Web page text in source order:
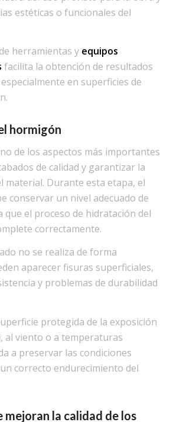
estéticas o funcionales del
herramientas y equipos
facilita la obtención de resultados
en superficies de
hormigón
de los aspectos más importantes
de calidad y garantizar la
material. Durante esta etapa, el
conservar un nivel adecuado de
que el proceso de hidratación del
correctamente.
no se realiza de forma
aparecer fisuras superficiales,
y problemas de durabilidad
protegida de la exposición
al viento o a temperaturas
a preservar las condiciones
correcto endurecimiento del
mejoran la calidad de los